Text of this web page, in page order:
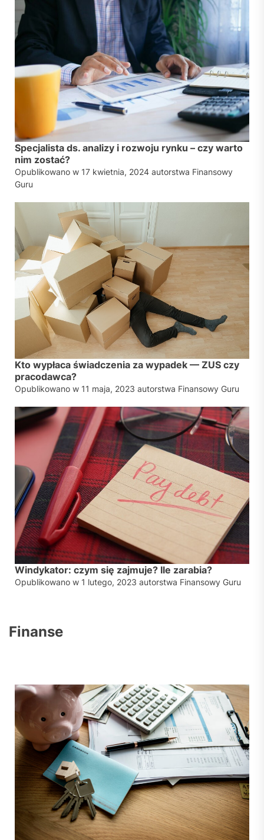
Specjalista ds. analizy i rozwoju rynku – czy warto
nim zostać?
Opublikowano w 17 kwietnia, 2024 autorstwa Finansowy
Guru
Kto wypłaca świadczenia za wypadek — ZUS czy
pracodawca?
Opublikowano w 11 maja, 2023 autorstwa Finansowy Guru
Windykator: czym się zajmuje? Ile zarabia?
Opublikowano w 1 lutego, 2023 autorstwa Finansowy Guru
Finanse